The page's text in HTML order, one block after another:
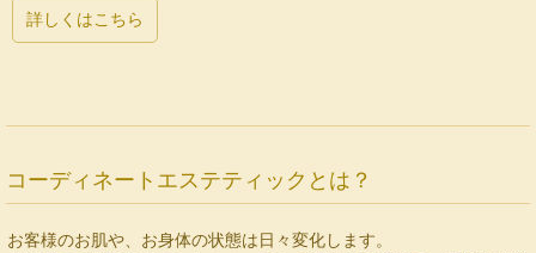
詳しくはこちら
コーディネートエステティックとは？
お客様のお肌や、お身体の状態は日々変化します。